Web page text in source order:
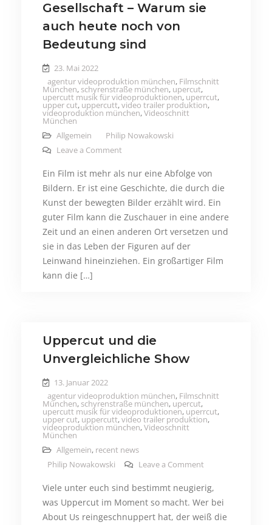
Gesellschaft – Warum sie
auch heute noch von
Bedeutung sind
23. Mai 2022
agentur videoproduktion münchen, Filmschnitt
München, schyrenstraße münchen, upercut,
upercutt musik für videoproduktionen, uperrcut,
upper cut, uppercutt,video trailer produktion,
videoproduktion münchen,Videoschnitt
München
Allgemein
Philip Nowakowski
Leave a Comment
Ein Film ist mehr als nur eine Abfolge von
Bildern. Er ist eine Geschichte, die durch die
Kunst der bewegten Bilder erzählt wird. Ein
guter Film kann die Zuschauer in eine andere
Zeit und an einen anderen Ort versetzen und
sie in das Leben der Figuren auf der
Leinwand hineinziehen. Ein großartiger Film
kann die […]
Uppercut und die
Unvergleichliche Show
13. Januar 2022
agentur videoproduktion münchen, Filmschnitt
München, schyrenstraße münchen, upercut,
upercutt musik für videoproduktionen, uperrcut,
upper cut, uppercutt,video trailer produktion,
videoproduktion münchen,Videoschnitt
München
Allgemein, recent news
Philip Nowakowski
Leave a Comment
Viele unter euch sind bestimmt neugierig,
was Uppercut im Moment so macht. Wer bei
About Us reingeschnuppert hat, der weiß die